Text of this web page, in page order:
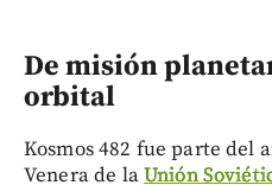
De misión
orbital
Kosmos 482 fue parte del
Venera de laUnión